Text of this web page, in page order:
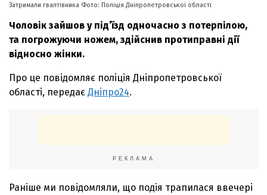
Затримали гвалтівника Фото: Поліція Дніпропетровської області
Чоловік зайшов у підʼїзд одночасно з потерпілою,
та погрожуючи ножем, здійснив протиправні дії
відносно жінки.
Про це повідомляє поліція Дніпропетровської
області, передає Дніпро24.
РЕКЛАМА
Раніше ми повідомляли, що подія трапилася ввечері